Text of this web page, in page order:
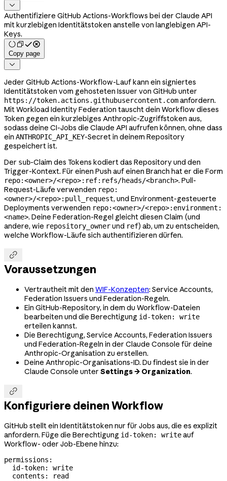

Authentifiziere GitHub Actions-Workflows bei der Claude API
mit kurzlebigen Identitätstoken anstelle von langlebigen API-
Keys.
Copy page

Jeder GitHub Actions-Workflow-Lauf kann ein signiertes
Identitätstoken vom gehosteten Issuer von GitHub unter
https://token.actions.githubusercontent.comanfordern.
Mit Workload Identity Federation tauscht dein Workflow dieses
Token gegen ein kurzlebiges Anthropic-Zugriffstoken aus,
sodass deine CI-Jobs die Claude API aufrufen können, ohne dass
ein ANTHROPIC_API_KEY-Secret in deinem Repository
gespeichert ist.
Der sub-Claim des Tokens kodiert das Repository und den
Trigger-Kontext. Für einen Push auf einen Branch hat er die Form
repo:<owner>/<repo>:ref:refs/heads/<branch>. Pull-
Request-Läufe verwenden repo:
<owner>/<repo>:pull_request, und Environment-gesteuerte
Deployments verwenden repo:<owner>/<repo>:environment:
<name>. Deine Federation-Regel gleicht diesen Claim (und
andere, wie repository_ownerund ref) ab, um zu entscheiden,
welche Workflow-Läufe sich authentifizieren dürfen.

Voraussetzungen
Vertrautheit mit den WIF-Konzepten: Service Accounts,
Federation Issuers und Federation-Regeln.
Ein GitHub-Repository, in dem du Workflow-Dateien
bearbeiten und die Berechtigung id-token: write
erteilen kannst.
Die Berechtigung, Service Accounts, Federation Issuers
und Federation-Regeln in der Claude Console für deine
Anthropic-Organisation zu erstellen.
Deine Anthropic-Organisations-ID. Du findest sie in der
Claude Console unter Settings → Organization.

Konfiguriere deinen Workflow
GitHub stellt ein Identitätstoken nur für Jobs aus, die es explizit
anfordern. Füge die Berechtigung id-token: writeauf
Workflow- oder Job-Ebene hinzu:
permissions :
  id-token
: write
  contents
: read